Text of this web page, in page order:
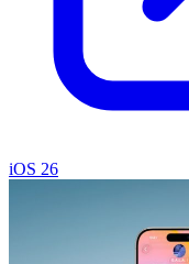
iOS 26